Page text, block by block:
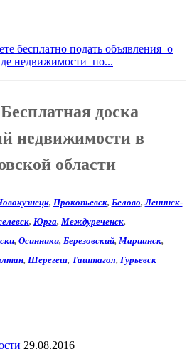
бесплатно подать объявления о
недвижимости по...
доска
недвижимости в
области
, Прокопьевск, Белово,Ленинск-
, Юрга, Междуреченск,
, Осинники, Березовский, Мариинск,
, Шерегеш, Таштагол, Гурьевск
29.08.2016